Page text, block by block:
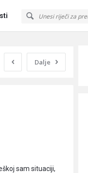
Dalje
sam situaciji,